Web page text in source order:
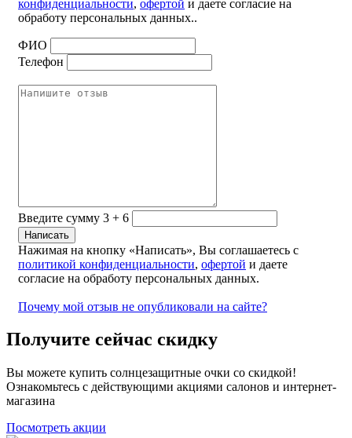
конфиденциальности, офертой и даете согласие на
обработу персональных данных..
ФИО
Телефон
Введите сумму 3 + 6
Нажимая на кнопку «Написать», Вы соглашаетесь с
политикой конфиденциальности, офертой и даете
согласие на обработу персональных данных.
Почему мой отзыв не опубликовали на сайте?
Получите сейчас скидку
Вы можете купить солнцезащитные очки со скидкой!
Ознакомьтесь с действующими акциями салонов и интернет-
магазина
Посмотреть акции